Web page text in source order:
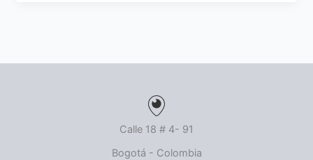
Calle 18 # 4- 91
Bogotá - Colombia